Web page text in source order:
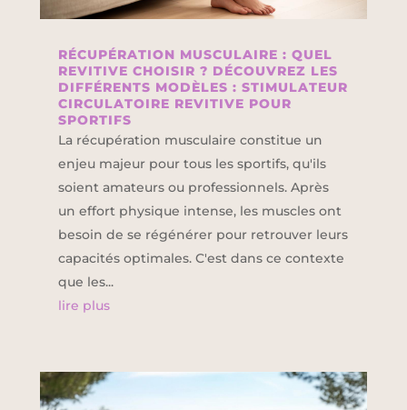
RÉCUPÉRATION MUSCULAIRE : QUEL
REVITIVE CHOISIR ? DÉCOUVREZ LES
DIFFÉRENTS MODÈLES : STIMULATEUR
CIRCULATOIRE REVITIVE POUR
SPORTIFS
La récupération musculaire constitue un
enjeu majeur pour tous les sportifs, qu'ils
soient amateurs ou professionnels. Après
un effort physique intense, les muscles ont
besoin de se régénérer pour retrouver leurs
capacités optimales. C'est dans ce contexte
que les...
lire plus